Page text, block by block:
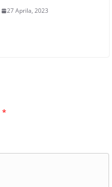
27 Aprila, 2023
*